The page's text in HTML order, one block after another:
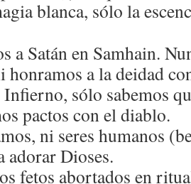
blanca, sólo la
a Satán en Samhain.
honramos a la deidad
Infierno, sólo sabemos
pactos con el diablo.
ni seres humanos
adorar Dioses.
fetos abortados en